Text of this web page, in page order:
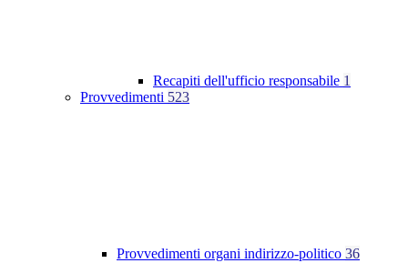
Recapiti dell'ufficio responsabile 1
Provvedimenti 523
Provvedimenti organi indirizzo-politico 36